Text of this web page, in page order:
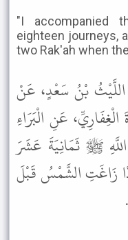
"I accompanied
eighteen journeys,
two Rak'ah when
اللَّيْثُ بْنُ سَعْدٍ، عَنْ
عَنِ الْبَرَاءِ
ﷺ ثَمَانِيَةَ عَشَرَ
زَاغَتِ الشَّمْسُ قَبْلَ